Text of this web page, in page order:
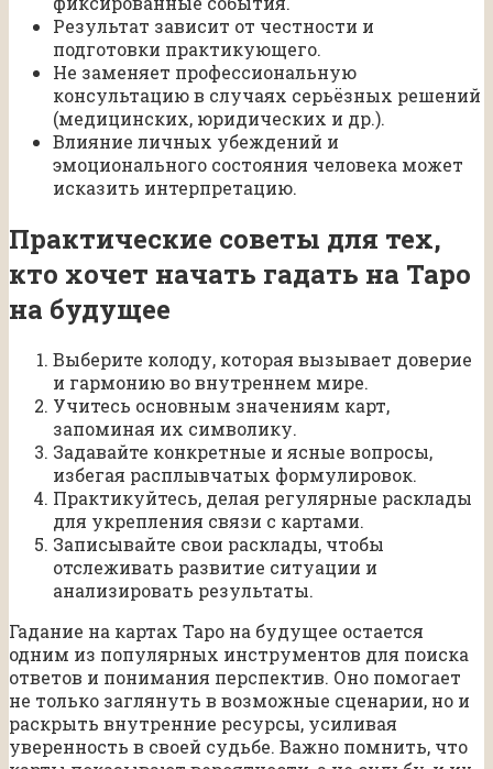
Результат зависит от честности и
подготовки практикующего.
Не заменяет профессиональную
консультацию в случаях серьёзных решений
(медицинских, юридических и др.).
Влияние личных убеждений и
эмоционального состояния человека может
исказить интерпретацию.
Практические советы для тех,
кто хочет начать гадать на Таро
на будущее
Выберите колоду, которая вызывает доверие
и гармонию во внутреннем мире.
Учитесь основным значениям карт,
запоминая их символику.
Задавайте конкретные и ясные вопросы,
избегая расплывчатых формулировок.
Практикуйтесь, делая регулярные расклады
для укрепления связи с картами.
Записывайте свои расклады, чтобы
отслеживать развитие ситуации и
анализировать результаты.
Гадание на картах Таро на будущее остается
одним из популярных инструментов для поиска
ответов и понимания перспектив. Оно помогает
не только заглянуть в возможные сценарии, но и
раскрыть внутренние ресурсы, усиливая
уверенность в своей судьбе. Важно помнить, что